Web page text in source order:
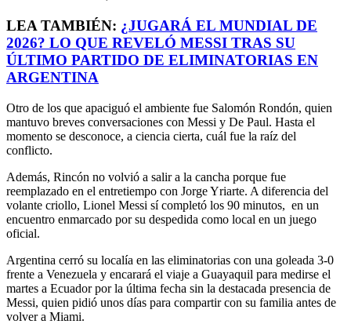
LEA TAMBIÉN: ¿JUGARÁ EL MUNDIAL DE
2026? LO QUE REVELÓ MESSI TRAS SU
ÚLTIMO PARTIDO DE ELIMINATORIAS EN
ARGENTINA
Otro de los que apaciguó el ambiente fue Salomón Rondón, quien
mantuvo breves conversaciones con Messi y De Paul. Hasta el
momento se desconoce, a ciencia cierta, cuál fue la raíz del
conflicto.
Además, Rincón no volvió a salir a la cancha porque fue
reemplazado en el entretiempo con Jorge Yriarte. A diferencia del
volante criollo, Lionel Messi sí completó los 90 minutos, en un
encuentro enmarcado por su despedida como local en un juego
oficial.
Argentina cerró su localía en las eliminatorias con una goleada 3-0
frente a Venezuela y encarará el viaje a Guayaquil para medirse el
martes a Ecuador por la última fecha sin la destacada presencia de
Messi, quien pidió unos días para compartir con su familia antes de
volver a Miami.